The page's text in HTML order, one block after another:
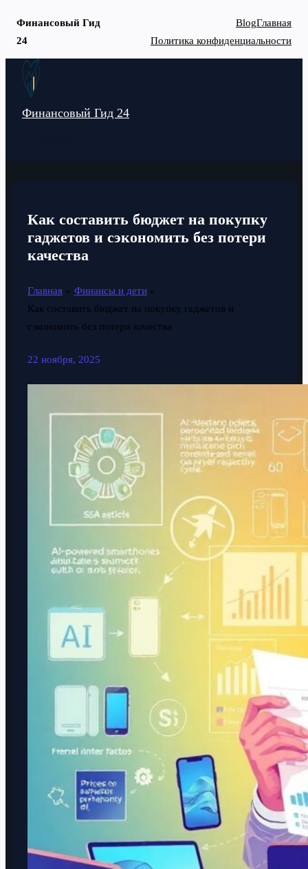
Финансовый Гид
24
BlogГлавная
Политика конфиденциальности
Перейти
Финансовый Гид 24
Как составить бюджет на покупку
гаджетов и сэкономить без потери
качества
Главная
Финансы и дети
Как составить бюджет на покупку гаджетов и
сэкономить без потери качества
22 ноября, 2025